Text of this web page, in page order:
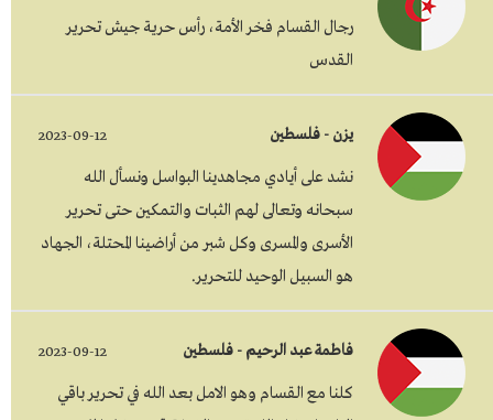
رجال القسام فخر الأمة، رأس حرية جيش تحرير
القدس
يزن - فلسطين 2023-09-12
نشد على أيادي مجاهدينا البواسل ونسأل الله
سبحانه وتعالى لهم الثبات والتمكين حتى تحرير
الأسرى والمسرى وكل شبر من أراضينا المحتلة، الجهاد
هو السبيل الوحيد للتحرير.
فاطمة عبد الرحيم - فلسطين 2023-09-12
كلنا مع القسام وهو الامل بعد الله في تحرير باقي